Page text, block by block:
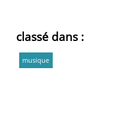
classé dans :
musique